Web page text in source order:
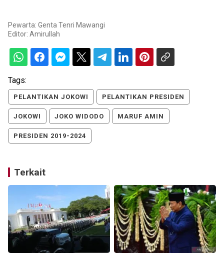
Pewarta: Genta Tenri Mawangi
Editor: Amirullah
Tags:
PELANTIKAN JOKOWI PELANTIKAN PRESIDEN
JOKOWI JOKO WIDODO MARUF AMIN
PRESIDEN 2019-2024
Terkait